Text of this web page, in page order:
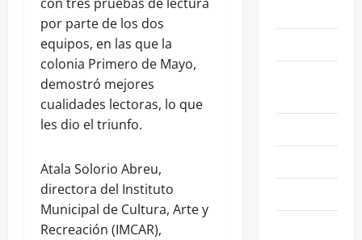
por parte de los dos
equipos, en las que la
colonia Primero de Mayo,
demostró mejores
cualidades lectoras, lo que
les dio el triunfo.
Atala Solorio Abreu,
directora del Instituto
Municipal de Cultura, Arte y
Recreación (IMCAR),